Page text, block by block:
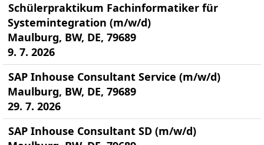
Schülerpraktikum Fachinformatiker für
Systemintegration (m/w/d)
Maulburg, BW, DE, 79689
9. 7. 2026
SAP Inhouse Consultant Service (m/w/d)
Maulburg, BW, DE, 79689
29. 7. 2026
SAP Inhouse Consultant SD (m/w/d)